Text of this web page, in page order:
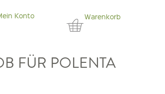
Konto Warenkorb
FÜR POLENTA